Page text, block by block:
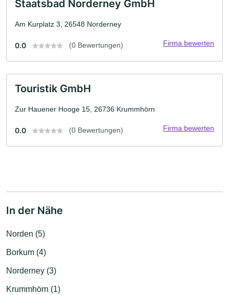
Staatsbad Norderney GmbH
Am Kurplatz 3, 26548 Norderney
0.0 (0 Bewertungen) Firma bewerten
Touristik GmbH
Zur Hauener Hooge 15, 26736 Krummhörn
0.0 (0 Bewertungen) Firma bewerten
In der Nähe
Norden (5)
Borkum (4)
Norderney (3)
Krummhörn (1)